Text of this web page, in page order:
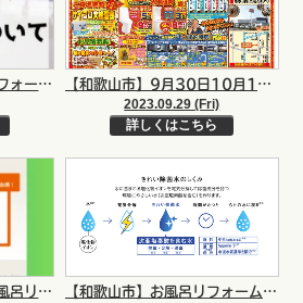
【和歌山市】トイレのリフォームについて｜和歌山市・海南市・岩出市・紀の川市のリフォームと屋根外壁専門店 【和歌山市】9月30日10月1日LIXIL×岸本建設秋のリフォーム祭開催！！｜和歌山市海南市岩出市紀の川市リフォームと屋根外壁塗装専門店
2023.09.29 (Fri)
詳しくはこちら
【和歌山市】リクシルお風呂リフォーム！最大14万円お得なキャンペーン♪|和歌山岩出市海南市紀の川市のリフォームと屋根外壁塗装専門店 【和歌山市】お風呂リフォームが安い